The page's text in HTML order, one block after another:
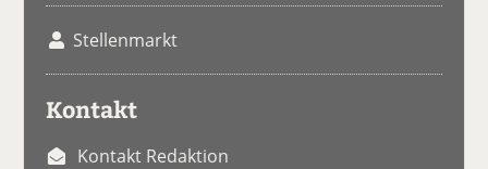
Stellenmarkt
Kontakt
Kontakt Redaktion